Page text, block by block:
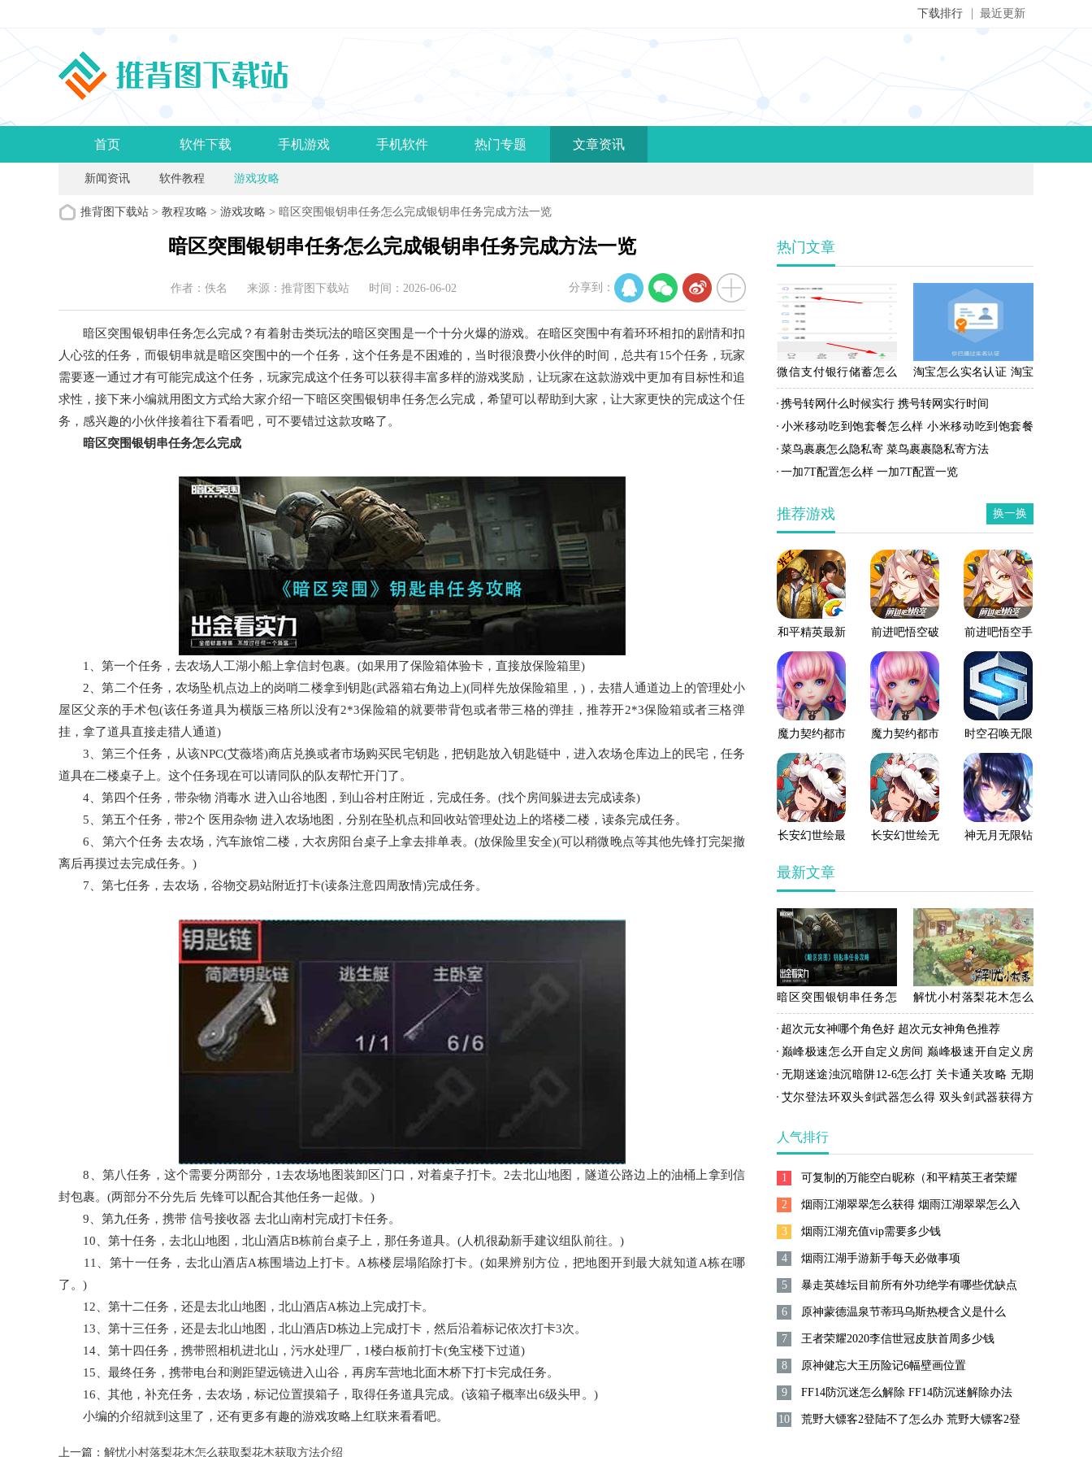
最近更新
下载排行
首页 软件下载 手机游戏 手机软件 热门专题 文章资讯
新闻资讯 软件教程 游戏攻略
推背图下载站 > 教程攻略 > 游戏攻略 > 暗区突围银钥串任务怎么完成银钥串任务完成方法一览
暗区突围银钥串任务怎么完成银钥串任务完成方法一览
作者：佚名 来源：推背图下载站 时间：2026-06-02
暗区突围银钥串任务怎么完成？有着射击类玩法的暗区突围是一个十分火爆的游戏。在暗区突围中有着环环相扣的剧情和扣
人心弦的任务，而银钥串就是暗区突围中的一个任务，这个任务是不困难的，当时很浪费小伙伴的时间，总共有15个任务，玩家
需要逐一通过才有可能完成这个任务，玩家完成这个任务可以获得丰富多样的游戏奖励，让玩家在这款游戏中更加有目标性和追
求性，接下来小编就用图文方式给大家介绍一下暗区突围银钥串任务怎么完成，希望可以帮助到大家，让大家更快的完成这个任
务，感兴趣的小伙伴接着往下看看吧，可不要错过这款攻略了。
暗区突围银钥串任务怎么完成
1、第一个任务，去农场人工湖小船上拿信封包裹。(如果用了保险箱体验卡，直接放保险箱里)
2、第二个任务，农场坠机点边上的岗哨二楼拿到钥匙(武器箱右角边上)(同样先放保险箱里，)，去猎人通道边上的管理处小
屋区父亲的手术包(该任务道具为横版三格所以没有2*3保险箱的就要带背包或者带三格的弹挂，推荐开2*3保险箱或者三格弹
挂，拿了道具直接走猎人通道)
3、第三个任务，从该NPC(艾薇塔)商店兑换或者市场购买民宅钥匙，把钥匙放入钥匙链中，进入农场仓库边上的民宅，任务
道具在二楼桌子上。这个任务现在可以请同队的队友帮忙开门了。
4、第四个任务，带杂物 消毒水 进入山谷地图，到山谷村庄附近，完成任务。(找个房间躲进去完成读条)
5、第五个任务，带2个 医用杂物 进入农场地图，分别在坠机点和回收站管理处边上的塔楼二楼，读条完成任务。
6、第六个任务 去农场，汽车旅馆二楼，大衣房阳台桌子上拿去排单表。(放保险里安全)(可以稍微晚点等其他先锋打完架撤
离后再摸过去完成任务。)
7、第七任务，去农场，谷物交易站附近打卡(读条注意四周敌情)完成任务。
8、第八任务，这个需要分两部分，1去农场地图装卸区门口，对着桌子打卡。2去北山地图，隧道公路边上的油桶上拿到信
封包裹。(两部分不分先后 先锋可以配合其他任务一起做。)
9、第九任务，携带 信号接收器 去北山南村完成打卡任务。
10、第十任务，去北山地图，北山酒店B栋前台桌子上，那任务道具。(人机很勐新手建议组队前往。)
11、第十一任务，去北山酒店A栋围墙边上打卡。A栋楼层塌陷除打卡。(如果辨别方位，把地图开到最大就知道A栋在哪
了。)
12、第十二任务，还是去北山地图，北山酒店A栋边上完成打卡。
13、第十三任务，还是去北山地图，北山酒店D栋边上完成打卡，然后沿着标记依次打卡3次。
14、第十四任务，携带照相机进北山，污水处理厂，1楼白板前打卡(免宝楼下过道)
15、最终任务，携带电台和测距望远镜进入山谷，再房车营地北面木桥下打卡完成任务。
16、其他，补充任务，去农场，标记位置摸箱子，取得任务道具完成。(该箱子概率出6级头甲。)
小编的介绍就到这里了，还有更多有趣的游戏攻略上红联来看看吧。
分享到：
上一篇： 解忧小村落梨花木怎么获取梨花木获取方法介绍
热门文章
微信支付银行储蓄怎么
开通 微信支付银行储蓄
开通方法
淘宝怎么实名认证 淘宝
实名认证方法
携号转网什么时候实行 携号转网实行时间
小米移动吃到饱套餐怎么样 小米移动吃到饱套餐
资费
菜鸟裹裹怎么隐私寄 菜鸟裹裹隐私寄方法
一加7T配置怎么样 一加7T配置一览
推荐游戏 换一换
和平精英最新
版
前进吧悟空破
解版
前进吧悟空手
游
魔力契约都市
幻想破解版
魔力契约都市
幻想最新版
时空召唤无限
钻石版
长安幻世绘最
长安幻世绘无
神无月无限钻
最新文章
暗区突围银钥串任务怎
么完成银钥串任务完成
方法一览
解忧小村落梨花木怎么
获取梨花木获取方法介
绍
超次元女神哪个角色好 超次元女神角色推荐
巅峰极速怎么开自定义房间 巅峰极速开自定义房
间方法
无期迷途浊沉暗阱12-6怎么打 关卡通关攻略 无期
迷途
艾尔登法环双头剑武器怎么得 双头剑武器获得方
人气排行
1 可复制的万能空白昵称（和平精英王者荣耀
能用的空白名字）
2 烟雨江湖翠翠怎么获得 烟雨江湖翠翠怎么入
队
3 烟雨江湖充值vip需要多少钱
4 烟雨江湖手游新手每天必做事项
5 暴走英雄坛目前所有外功绝学有哪些优缺点
6 原神蒙德温泉节蒂玛乌斯热梗含义是什么
7 王者荣耀2020李信世冠皮肤首周多少钱
8 原神健忘大王历险记6幅壁画位置
9 FF14防沉迷怎么解除 FF14防沉迷解除办法
10 荒野大镖客2登陆不了怎么办 荒野大镖客2登